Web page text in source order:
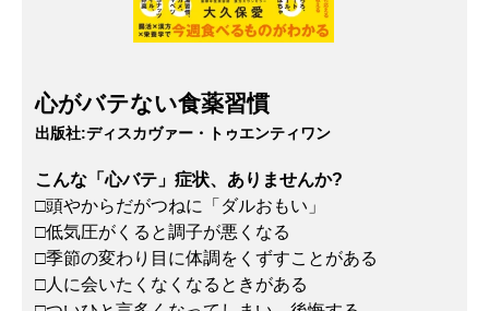
心がバテない食薬習慣
出版社:ディスカヴァー・トゥエンティワン
こんな「心バテ」症状、ありませんか?
□頭やからだがつねに「ダルおもい」
□低気圧がくると調子が悪くなる
□季節の変わり目に体調をくずすことがある
□人に会いたくなくなるときがある